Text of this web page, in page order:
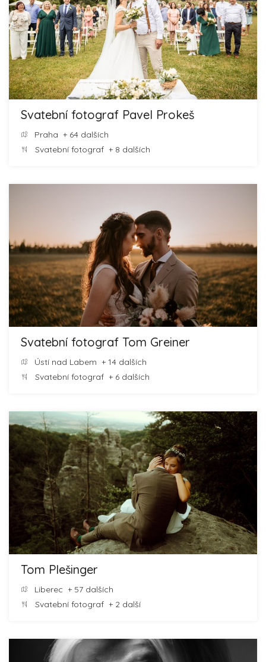
Svatební fotograf Pavel Prokeš
Praha + 64 dalších
Svatební fotograf + 8 dalších
Svatební fotograf Tom Greiner
Ústí nad Labem + 14 dalších
Svatební fotograf + 6 dalších
Tom Plešinger
Liberec + 57 dalších
Svatební fotograf + 2 další